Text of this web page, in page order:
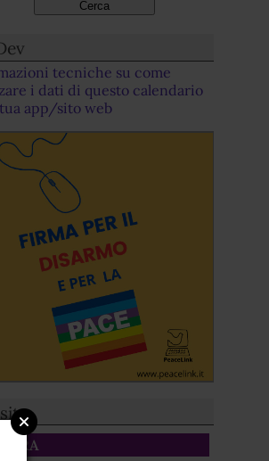
tecniche su come
i dati di questo calendario
app/sito web